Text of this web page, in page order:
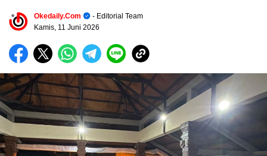
Okedaily.com
- Editorial Team
Kamis, 11 Juni 2026